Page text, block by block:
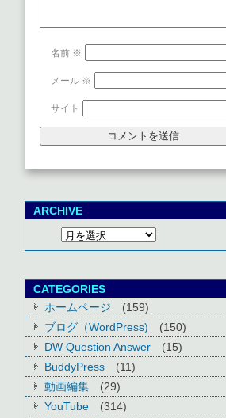
名前 ※
メール ※
サイト
ARCHIVE
CATEGORIES
ホームページ
(159)
ブログ（WordPress)
(150)
DW Question Answer
(15)
BuddyPress
(11)
動画編集
(29)
YouTube
(314)